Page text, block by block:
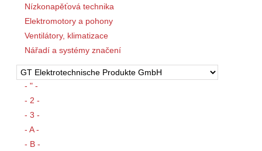
Nízkonapěťová technika
Elektromotory a pohony
Ventilátory, klimatizace
Nářadí a systémy značení
- " -
- 2 -
- 3 -
- A -
- B -